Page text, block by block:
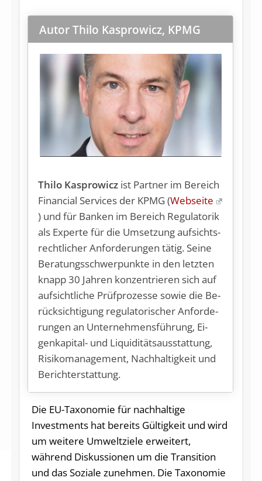
Autor Thilo Kasprowicz, KPMG
Thilo Kasprowicz ist Partner im Bereich
Financial Services der KPMG (Webseite
) und für Ban­ken im Be­reich Re­gu­la­to­rik
als Ex­per­te für die Um­set­zung auf­sichts­
recht­li­cher An­for­de­run­gen tä­tig. Sei­ne
Be­ra­tungs­schwer­punk­te in den letz­ten
knapp 30 Jah­ren kon­zen­trie­ren sich auf
auf­sicht­li­che Prüf­pro­zes­se so­wie die Be­
rück­sich­ti­gung re­gu­la­to­ri­scher An­for­de­
run­gen an Un­ter­neh­mens­füh­rung, Ei­
gen­ka­pi­tal- und Li­qui­di­täts­aus­stat­tung,
Ri­si­ko­ma­nage­ment, Nach­hal­tig­keit und
Berichterstattung.
Die EU-Taxonomie für nachhaltige
Investments hat bereits Gültigkeit und wird
um weitere Umweltziele erweitert,
während Diskussionen um die Transition
und das Soziale zunehmen. Die Taxonomie